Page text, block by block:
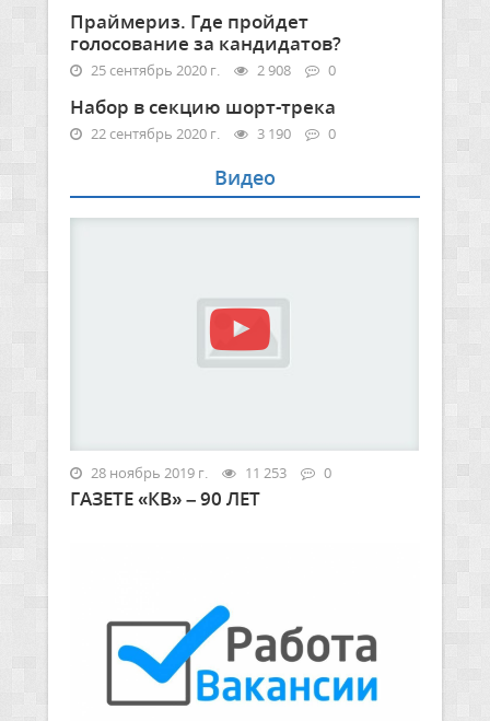
Праймериз. Где пройдет
голосование за кандидатов?
25 сентябрь 2020 г. 2 908 0
Набор в секцию шорт-трека
22 сентябрь 2020 г. 3 190 0
Видео
28 ноябрь 2019 г. 11 253 0
ГАЗЕТЕ «КВ» – 90 ЛЕТ